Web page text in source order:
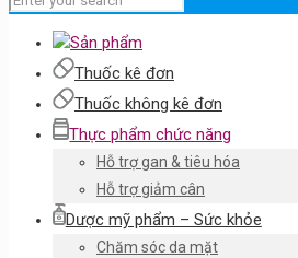
Sản phẩm
Thuốc kê đơn
Thuốc không kê đơn
Thực phẩm chức năng
Hỗ trợ gan & tiêu hóa
Hỗ trợ giảm cân
Dược mỹ phẩm – Sức khỏe
Chăm sóc da mặt